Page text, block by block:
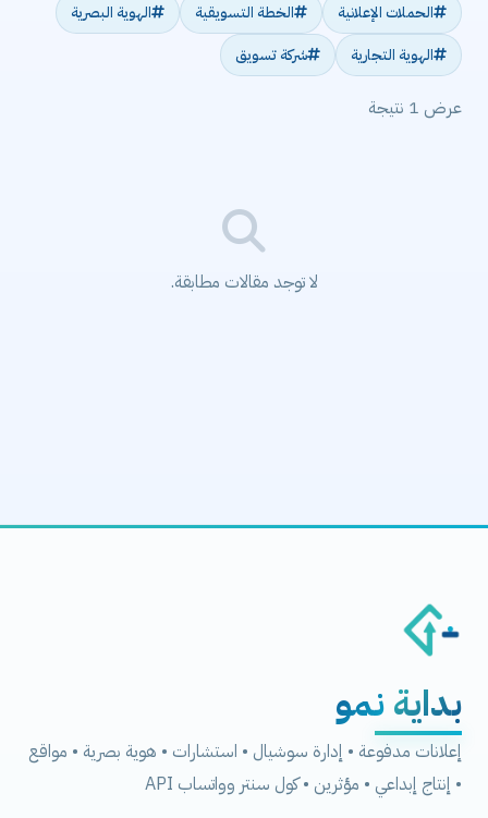
الحملات الإعلانية
الخطة التسويقية
الهوية البصرية
الهوية التجارية
شركة تسويق
عرض 1 نتيجة
لا توجد مقالات مطابقة.
بدايةنمو
إعلانات مدفوعة • إدارة سوشيال • استشارات • هوية بصرية • مواقع
• إنتاج إبداعي • مؤثرين • كول سنتر وواتساب API